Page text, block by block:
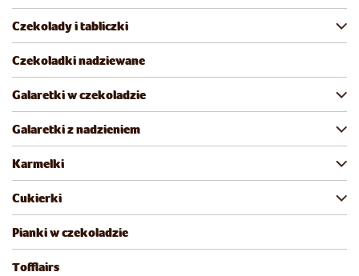
Czekolady i tabliczki
Czekoladki nadziewane
Galaretki w czekoladzie
Galaretki z nadzieniem
Karmelki
Cukierki
Pianki w czekoladzie
Tofflairs